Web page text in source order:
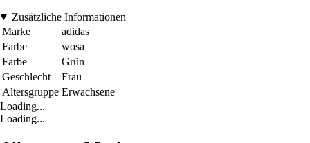
Zusätzliche Informationen
Marke
adidas
Farbe
wosa
Farbe
Grün
Geschlecht
Frau
Altersgruppe Erwachsene
Loading...
Loading...